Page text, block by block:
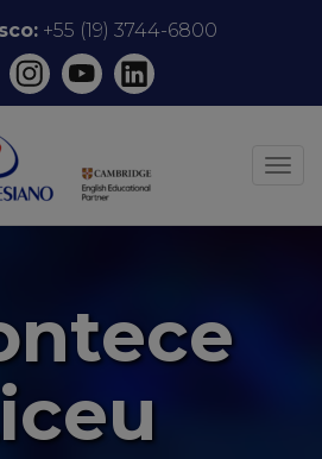
+55 (19) 3744-6800